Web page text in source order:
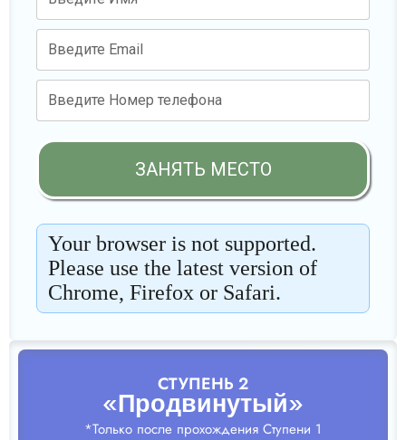
СТУПЕНЬ 2
«Продвинутый»
*Только после прохождения Ступени 1